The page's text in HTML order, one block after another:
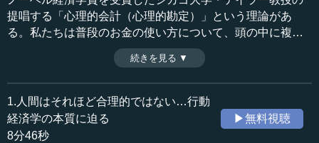
提唱する「心理的会計（心理的勘定）」という理論があ
る。私たちは普段のお金の使い方について、頭の中に複数
の口座を持ち、それぞれ価値観が異なるため、買う・買わ
ないの判断が異なる、つまり購買の“ハードル”が異なるとい
う。いったいどういうことなのか。今回は、この理論につ
いて具体例を挙げながら解説する。（全6話中第4話）
収録日：2024年4月8日
追加日：2024年6月27日
カテゴリー：
ビジネス・経営
経営戦略・マーケティング
続きを見る ▼
1.人間はそれほど合理的ではない…行動
経済学の本質に迫る
8分46秒
▶無料視聴